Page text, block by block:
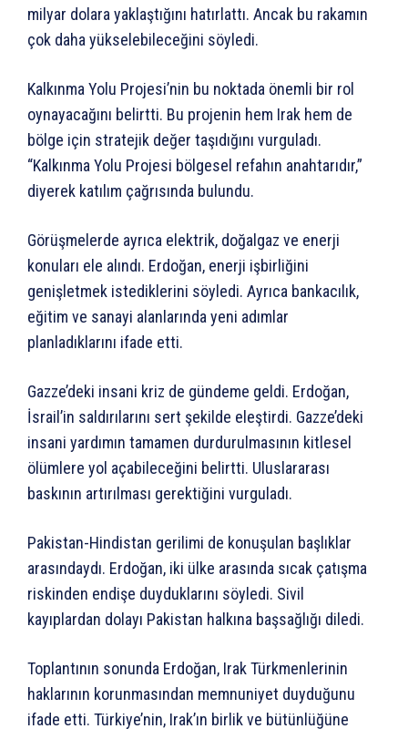
milyar dolara yaklaştığını hatırlattı. Ancak bu rakamın
çok daha yükselebileceğini söyledi.
Kalkınma Yolu Projesi’nin bu noktada önemli bir rol
oynayacağını belirtti. Bu projenin hem Irak hem de
bölge için stratejik değer taşıdığını vurguladı.
“Kalkınma Yolu Projesi bölgesel refahın anahtarıdır,”
diyerek katılım çağrısında bulundu.
Görüşmelerde ayrıca elektrik, doğalgaz ve enerji
konuları ele alındı. Erdoğan, enerji işbirliğini
genişletmek istediklerini söyledi. Ayrıca bankacılık,
eğitim ve sanayi alanlarında yeni adımlar
planladıklarını ifade etti.
Gazze’deki insani kriz de gündeme geldi. Erdoğan,
İsrail’in saldırılarını sert şekilde eleştirdi. Gazze’deki
insani yardımın tamamen durdurulmasının kitlesel
ölümlere yol açabileceğini belirtti. Uluslararası
baskının artırılması gerektiğini vurguladı.
Pakistan-Hindistan gerilimi de konuşulan başlıklar
arasındaydı. Erdoğan, iki ülke arasında sıcak çatışma
riskinden endişe duyduklarını söyledi. Sivil
kayıplardan dolayı Pakistan halkına başsağlığı diledi.
Toplantının sonunda Erdoğan, Irak Türkmenlerinin
haklarının korunmasından memnuniyet duyduğunu
ifade etti. Türkiye’nin, Irak’ın birlik ve bütünlüğüne